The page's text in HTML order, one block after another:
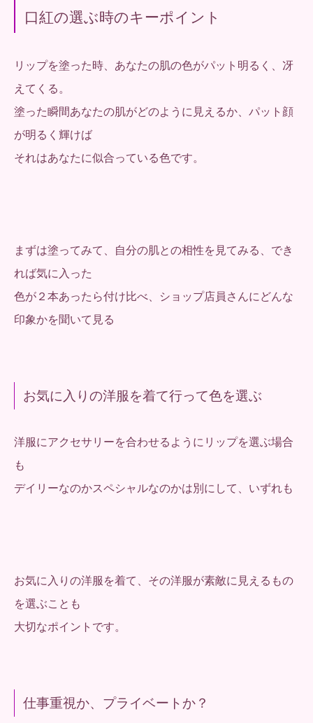
口紅の選ぶ時のキーポイント
リップを塗った時、あなたの肌の色がパット明るく、冴
えてくる。
塗った瞬間あなたの肌がどのように見えるか、パット顔
が明るく輝けば
それはあなたに似合っている色です。
まずは塗ってみて、自分の肌との相性を見てみる、でき
れば気に入った
色が２本あったら付け比べ、ショップ店員さんにどんな
印象かを聞いて見る
お気に入りの洋服を着て行って色を選ぶ
洋服にアクセサリーを合わせるようにリップを選ぶ場合
も
デイリーなのかスペシャルなのかは別にして、いずれも
お気に入りの洋服を着て、その洋服が素敵に見えるもの
を選ぶことも
大切なポイントです。
仕事重視か、プライベートか？